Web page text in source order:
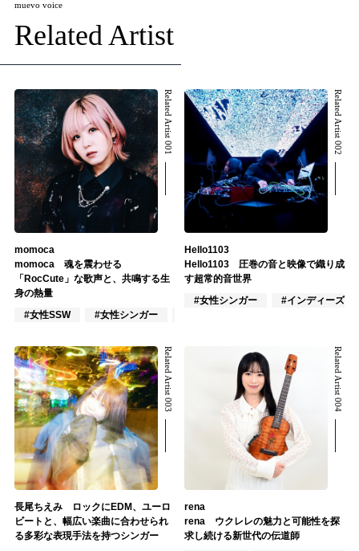
muevo voice
Related Artist
Related Artist 001
momoca
momoca 魂を震わせる
「RocCute」な歌声と、共鳴する生
身の熱量
#女性SSW
#女性シンガー
Related Artist 002
Hello1103
Hello1103 圧巻の音と映像で織り成
す超常的音世界
#女性シンガー
#インディーズ
Related Artist 003
長尾ちえみ ロックにEDM、ユーロ
ビートと、幅広い楽曲に合わせられ
る多彩な表現手法を持つシンガー
Related Artist 004
rena
rena ウクレレの魅力と可能性を探
求し続ける新世代の伝道師